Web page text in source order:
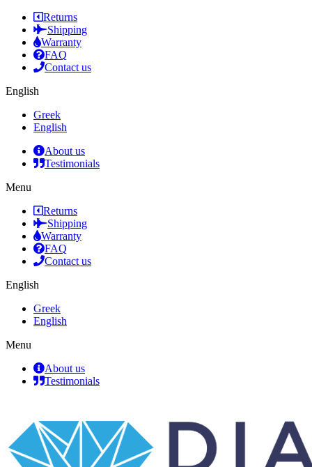
Returns
Shipping
Warranty
FAQ
Contact us
English
Greek
English
About us
Testimonials
Menu
Returns
Shipping
Warranty
FAQ
Contact us
English
Greek
English
Menu
About us
Testimonials